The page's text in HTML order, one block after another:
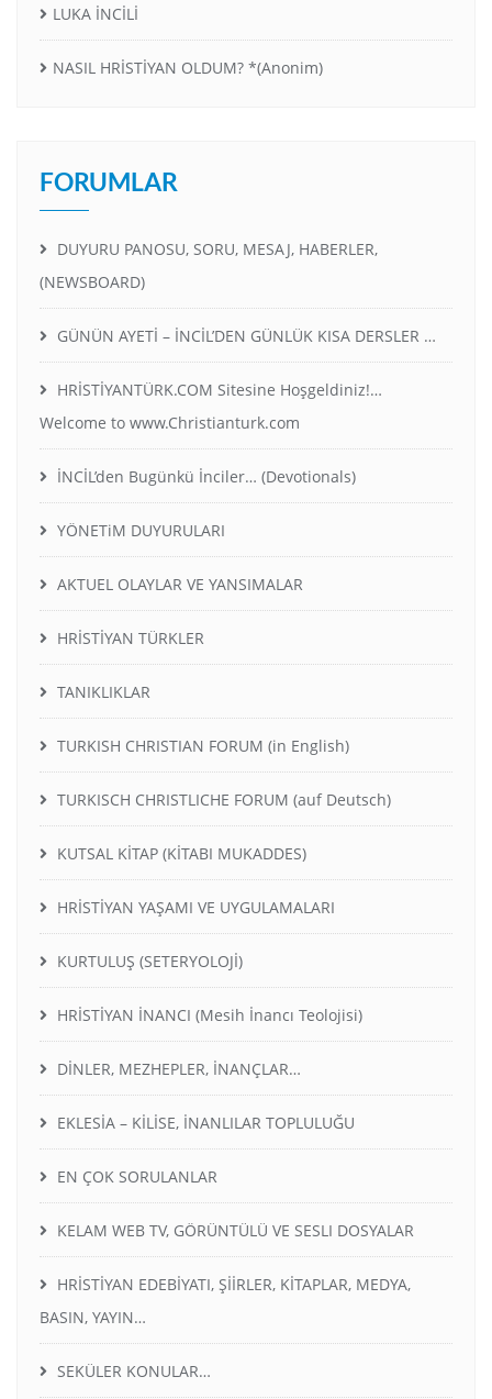
LUKA İNCİLİ
NASIL HRİSTİYAN OLDUM? *(Anonim)
FORUMLAR
DUYURU PANOSU, SORU, MESAJ, HABERLER,
(NEWSBOARD)
GÜNÜN AYETİ – İNCİL’DEN GÜNLÜK KISA DERSLER …
HRİSTİYANTÜRK.COM Sitesine Hoşgeldiniz!…
Welcome to www.Christianturk.com
İNCİL’den Bugünkü İnciler… (Devotionals)
YÖNETiM DUYURULARI
AKTUEL OLAYLAR VE YANSIMALAR
HRİSTİYAN TÜRKLER
TANIKLIKLAR
TURKISH CHRISTIAN FORUM (in English)
TURKISCH CHRISTLICHE FORUM (auf Deutsch)
KUTSAL KİTAP (KİTABI MUKADDES)
HRİSTİYAN YAŞAMI VE UYGULAMALARI
KURTULUŞ (SETERYOLOJİ)
HRİSTİYAN İNANCI (Mesih İnancı Teolojisi)
DİNLER, MEZHEPLER, İNANÇLAR…
EKLESİA – KİLİSE, İNANLILAR TOPLULUĞU
EN ÇOK SORULANLAR
KELAM WEB TV, GÖRÜNTÜLÜ VE SESLI DOSYALAR
HRİSTİYAN EDEBİYATI, ŞİİRLER, KİTAPLAR, MEDYA,
BASIN, YAYIN…
SEKÜLER KONULAR…